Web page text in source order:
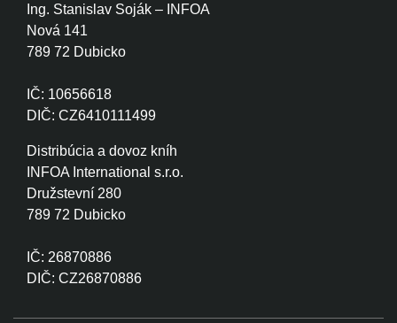
Ing. Stanislav Soják – INFOA
Nová 141
789 72 Dubicko
IČ: 10656618
DIČ: CZ6410111499
Distribúcia a dovoz kníh
INFOA International s.r.o.
Družstevní 280
789 72 Dubicko
IČ: 26870886
DIČ: CZ26870886